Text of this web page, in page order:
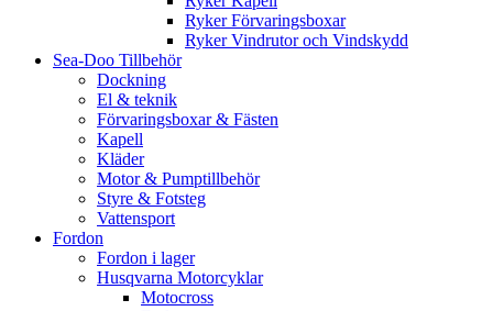
Ryker Förvaringsboxar
Ryker Vindrutor och Vindskydd
Sea-Doo Tillbehör
Dockning
El & teknik
Förvaringsboxar & Fästen
Kapell
Kläder
Motor & Pumptillbehör
Styre & Fotsteg
Vattensport
Fordon
Fordon i lager
Husqvarna Motorcyklar
Motocross